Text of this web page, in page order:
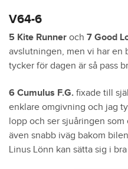
V64-6
5 Kite Runner och 7 Good
avslutningen, men vi har en
tycker för dagen är så pass
6 Cumulus F.G. fixade till
enklare omgivning och jag
lopp och ser sjuåringen
även snabb iväg bakom
Linus Lönn kan sätta sig i